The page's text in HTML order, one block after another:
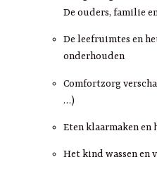
De ouders, familie
De leefruimtes en
onderhouden
Comfortzorg
…)
Eten klaarmaken en
Het kind wassen en